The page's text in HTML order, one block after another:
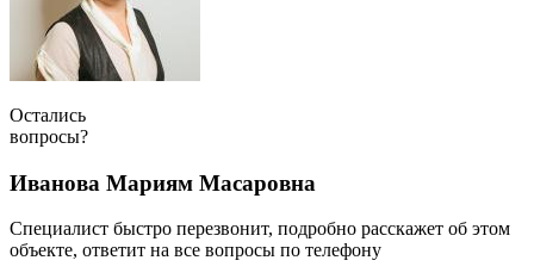
Остались
вопросы?
Иванова Мариям Масаровна
Специалист быстро перезвонит, подробно расскажет об этом
объекте, ответит на все вопросы по телефону